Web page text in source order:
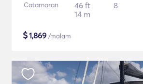
Catamaran
46 ft
14 m
8
$1,869 /malam